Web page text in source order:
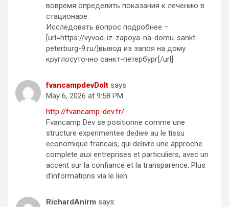
вовремя определить показания к лечению в
стационаре.
Исследовать вопрос подробнее –
[url=https://vyvod-iz-zapoya-na-domu-sankt-
peterburg-9.ru/]вывод из запоя на дому
круглосуточно санкт-петербург[/url]
fvancampdevDoIt says:
May 6, 2026 at 9:58 PM
http://fvancamp-dev.fr/
Fvancamp Dev se positionne comme une
structure experimentee dediee au le tissu
economique francais, qui delivre une approche
complete aux entreprises et particuliers, avec un
accent sur la confiance et la transparence. Plus
d’informations via le lien.
RichardAnirm says: